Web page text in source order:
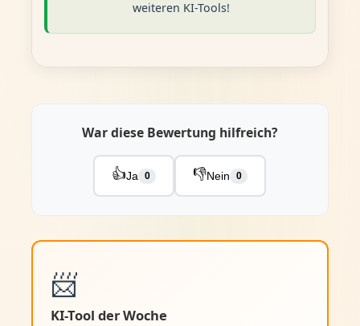
weiteren KI-Tools!
War diese Bewertung hilfreich?
👍Ja 0 👎Nein 0
📨
KI-Tool der Woche